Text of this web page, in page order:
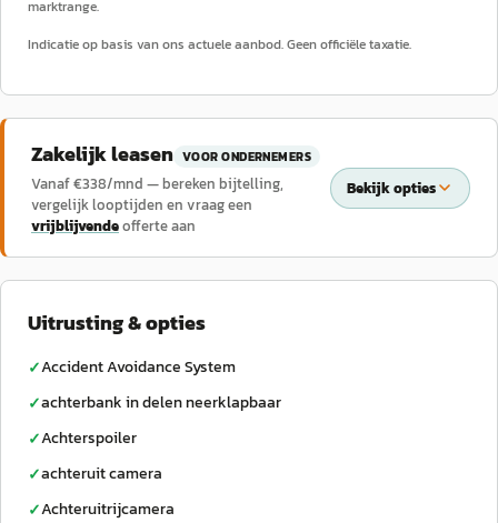
marktrange.
Indicatie op basis van ons actuele aanbod. Geen officiële taxatie.
Zakelijk leasen VOOR ONDERNEMERS
Vanaf €338/mnd — bereken bijtelling,
vergelijk looptijden en vraag een
vrijblijvendeofferte aan
Bekijk opties
Uitrusting & opties
✓Accident Avoidance System
✓achterbank in delen neerklapbaar
✓Achterspoiler
✓achteruit camera
✓Achteruitrijcamera